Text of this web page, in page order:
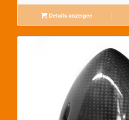
Details anzeigen